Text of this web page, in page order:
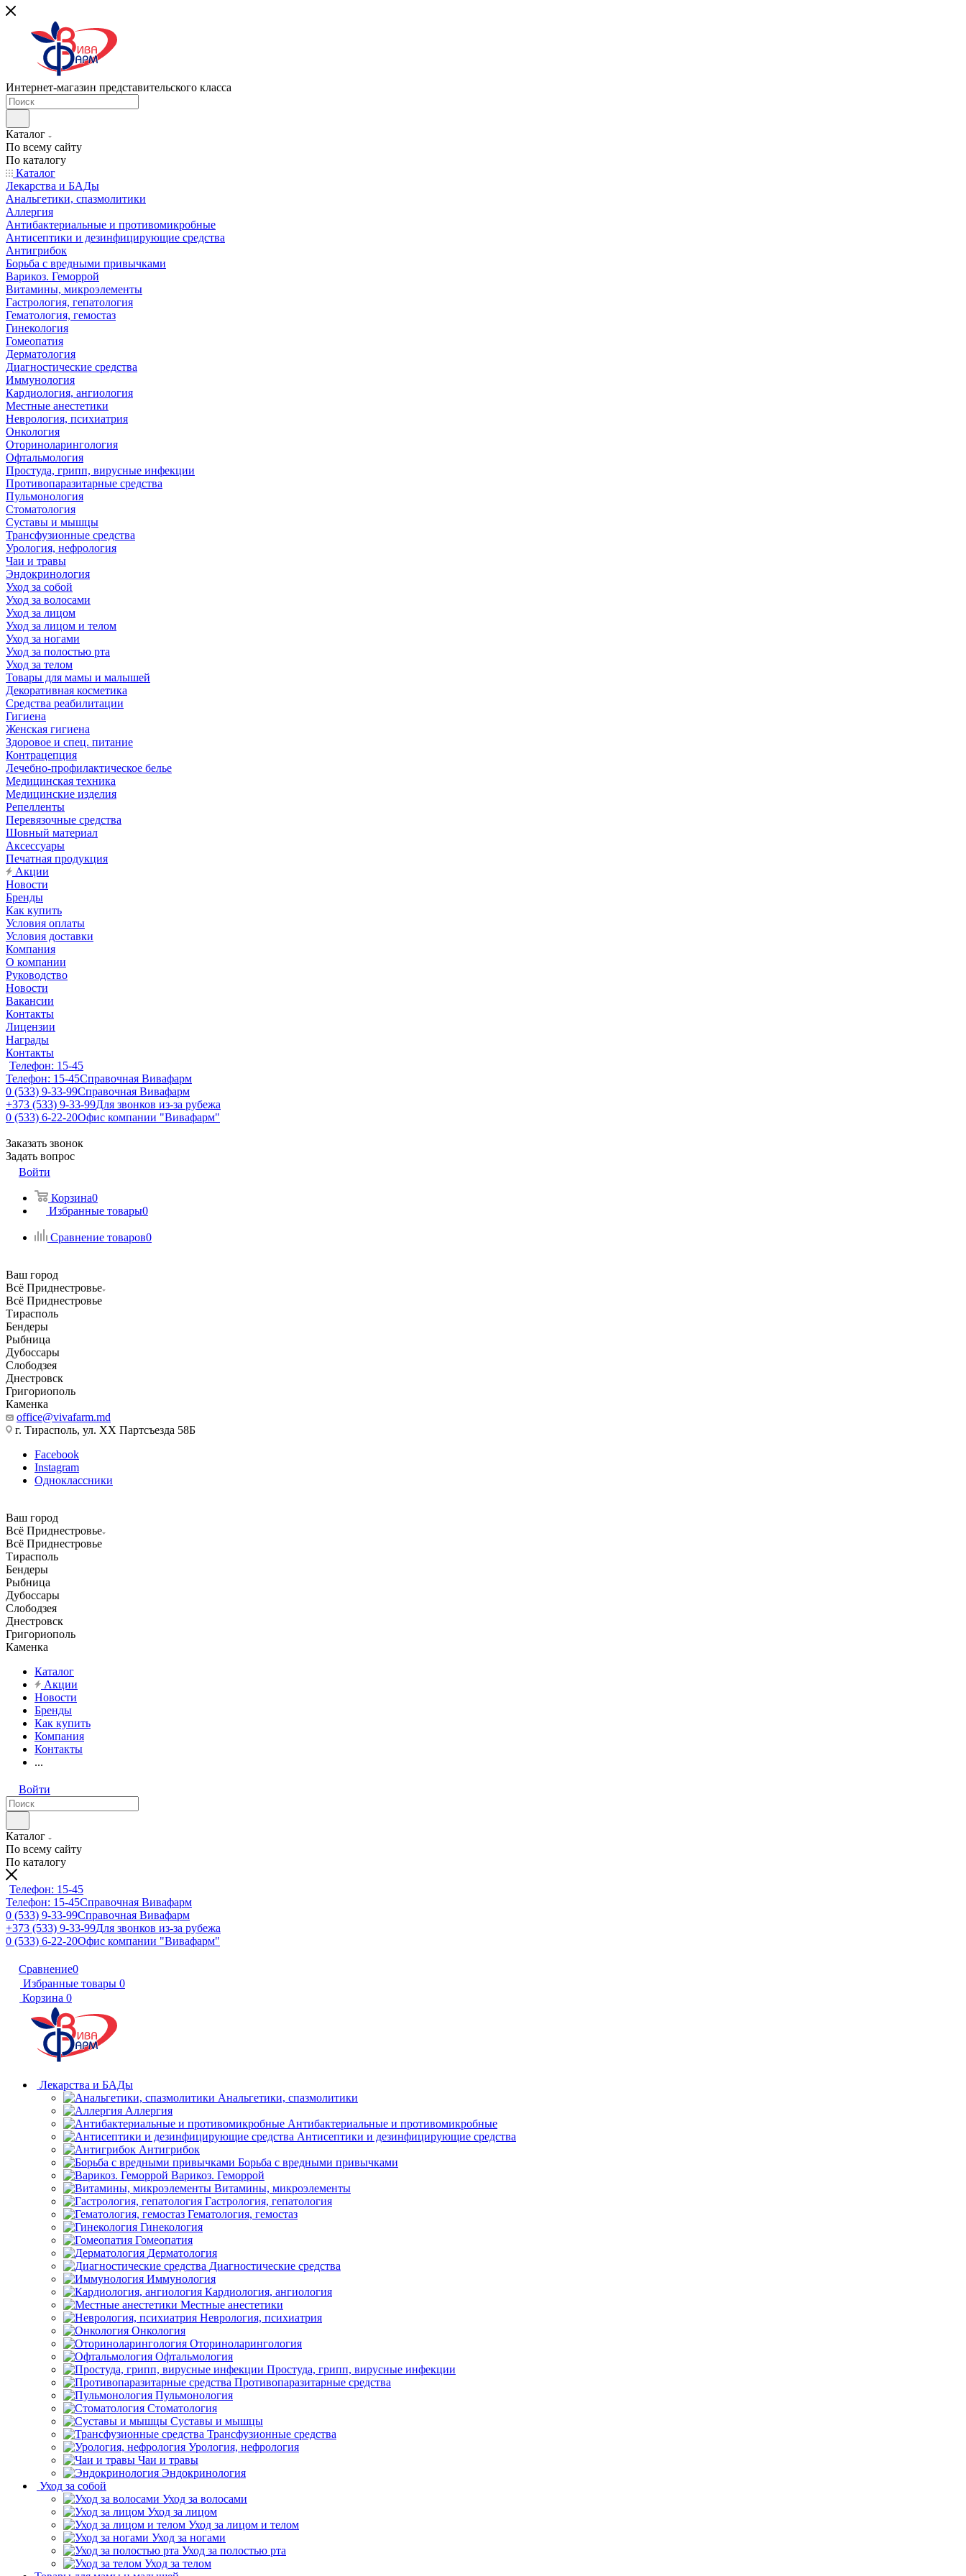
Интернет-магазин представительского класса
Каталог
По всему сайту
По каталогу
Каталог
Лекарства и БАДы
Анальгетики, спазмолитики
Аллергия
Антибактериальные и противомикробные
Антисептики и дезинфицирующие средства
Антигрибок
Борьба с вредными привычками
Варикоз. Геморрой
Витамины, микроэлементы
Гастрология, гепатология
Гематология, гемостаз
Гинекология
Гомеопатия
Дерматология
Диагностические средства
Иммунология
Кардиология, ангиология
Местные анестетики
Неврология, психиатрия
Онкология
Оториноларингология
Офтальмология
Простуда, грипп, вирусные инфекции
Противопаразитарные средства
Пульмонология
Стоматология
Суставы и мышцы
Трансфузионные средства
Урология, нефрология
Чаи и травы
Эндокринология
Уход за собой
Уход за волосами
Уход за лицом
Уход за лицом и телом
Уход за ногами
Уход за полостью рта
Уход за телом
Товары для мамы и малышей
Декоративная косметика
Средства реабилитации
Гигиена
Женская гигиена
Здоровое и спец. питание
Контрацепция
Лечебно-профилактическое белье
Медицинская техника
Медицинские изделия
Репелленты
Перевязочные средства
Шовный материал
Аксессуары
Печатная продукция
Акции
Новости
Бренды
Как купить
Условия оплаты
Условия доставки
Компания
О компании
Руководство
Новости
Вакансии
Контакты
Лицензии
Награды
Контакты
Телефон: 15-45
Телефон: 15-45Справочная Вивафарм
0 (533) 9-33-99Справочная Вивафарм
+373 (533) 9-33-99Для звонков из-за рубежа
0 (533) 6-22-20Офис компании "Вивафарм"
Заказать звонок
Задать вопрос
Войти
Корзина0
Избранные товары0
Сравнение товаров0
Ваш город
Всё Приднестровье
Всё Приднестровье
Тирасполь
Бендеры
Рыбница
Дубоссары
Слободзея
Днестровск
Григориополь
Каменка
office@vivafarm.md
г. Тирасполь, ул. ХХ Партсъезда 58Б
Facebook
Instagram
Одноклассники
Ваш город
Всё Приднестровье
Всё Приднестровье
Тирасполь
Бендеры
Рыбница
Дубоссары
Слободзея
Днестровск
Григориополь
Каменка
Каталог
Акции
Новости
Бренды
Как купить
Компания
Контакты
...
Войти
Каталог
По всему сайту
По каталогу
Телефон: 15-45
Телефон: 15-45Справочная Вивафарм
0 (533) 9-33-99Справочная Вивафарм
+373 (533) 9-33-99Для звонков из-за рубежа
0 (533) 6-22-20Офис компании "Вивафарм"
Сравнение0
Избранные товары 0
Корзина 0
Лекарства и БАДы
Анальгетики, спазмолитики
Аллергия
Антибактериальные и противомикробные
Антисептики и дезинфицирующие средства
Антигрибок
Борьба с вредными привычками
Варикоз. Геморрой
Витамины, микроэлементы
Гастрология, гепатология
Гематология, гемостаз
Гинекология
Гомеопатия
Дерматология
Диагностические средства
Иммунология
Кардиология, ангиология
Местные анестетики
Неврология, психиатрия
Онкология
Оториноларингология
Офтальмология
Простуда, грипп, вирусные инфекции
Противопаразитарные средства
Пульмонология
Стоматология
Суставы и мышцы
Трансфузионные средства
Урология, нефрология
Чаи и травы
Эндокринология
Уход за собой
Уход за волосами
Уход за лицом
Уход за лицом и телом
Уход за ногами
Уход за полостью рта
Уход за телом